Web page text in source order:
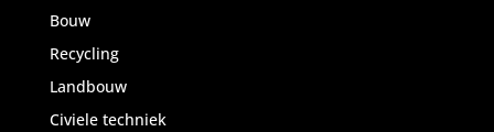
Bouw
Recycling
Landbouw
Civiele techniek